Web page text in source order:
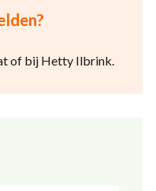
of bij Hetty Ilbrink.